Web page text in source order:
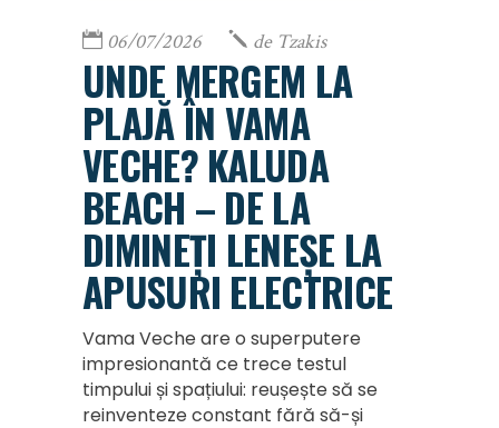
06/07/2026 de Tzakis
UNDE MERGEM LA
PLAJĂ ÎN VAMA
VECHE? KALUDA
BEACH – DE LA
DIMINEȚI LENEȘE LA
APUSURI ELECTRICE
Vama Veche are o superputere
impresionantă ce trece testul
timpului și spațiului: reușește să se
reinventeze constant fără să-și